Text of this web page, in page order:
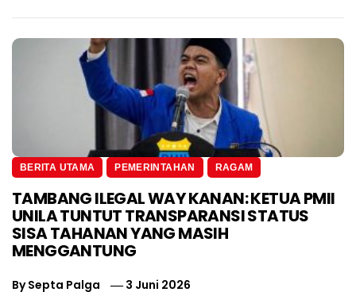
BERITA UTAMA PEMERINTAHAN RAGAM
TAMBANG ILEGAL WAY KANAN: KETUA PMII
UNILA TUNTUT TRANSPARANSI STATUS
SISA TAHANAN YANG MASIH
MENGGANTUNG
BySepta Palga 3 Juni 2026